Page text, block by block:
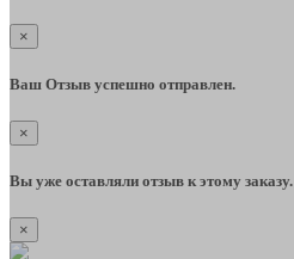
×
Ваш Отзыв успешно отправлен.
×
Вы уже оставляли отзыв к этому заказу.
×